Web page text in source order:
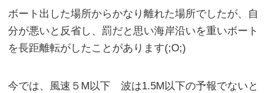
ボート出した場所からかなり離れた場所でしたが、自
分が悪いと反省し、罰だと思い海岸沿いを重いボート
を長距離転がしたことがあります(;O;)
今では、風速５M以下 波は1.5M以下の予報でないと